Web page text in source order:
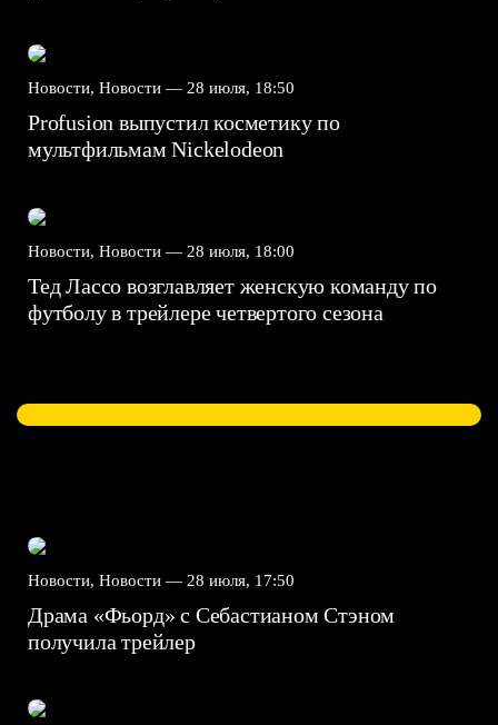
Новости, Новости — 28 июля, 18:50
Profusion выпустил косметику по
мультфильмам Nickelodeon
Новости, Новости — 28 июля, 18:00
Тед Лассо возглавляет женскую команду по
футболу в трейлере четвертого сезона
Новости, Новости — 28 июля, 17:50
Драма «Фьорд» с Себастианом Стэном
получила трейлер